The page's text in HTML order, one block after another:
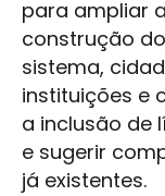
para ampliar
construção
sistema,
instituições e
a inclusão de
e sugerir
já existentes.